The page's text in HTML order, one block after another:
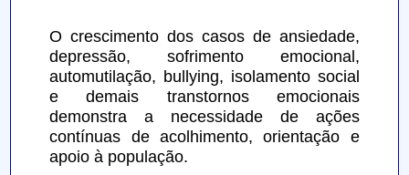
O crescimento dos casos de ansiedade,
depressão, sofrimento emocional,
automutilação, bullying, isolamento social
e demais transtornos emocionais
demonstra a necessidade de ações
contínuas de acolhimento, orientação e
apoio à população.